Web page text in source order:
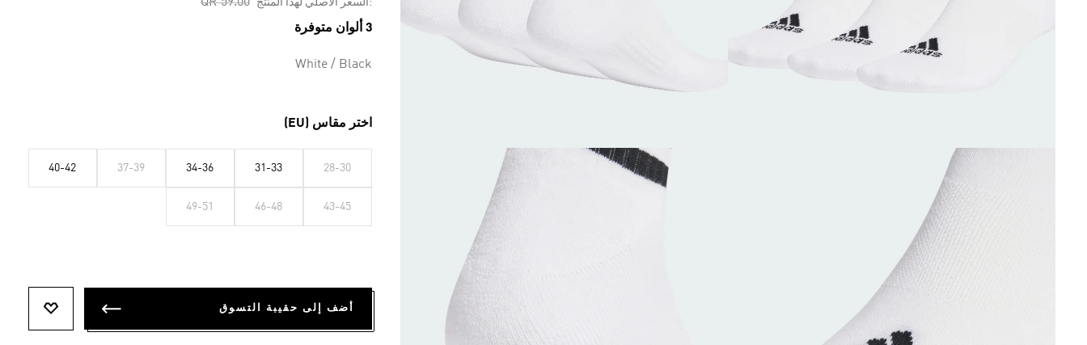
:السعر الأصلي لهذا المنتج
3 ألوان متوفرة
White / Black
اختر مقاس (EU)
28-30
31-33
34-36
37-39
40-42
43-45
46-48
49-51
أضف إلى حقيبة التسوق